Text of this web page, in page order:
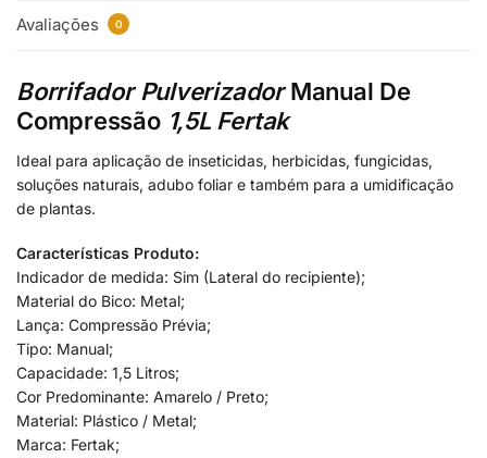
Avaliações 0
Borrifador PulverizadorManual De
Compressão 1,5L Fertak
Ideal para aplicação de inseticidas, herbicidas, fungicidas,
soluções naturais, adubo foliar e também para a umidificação
de plantas.
Características Produto:
Indicador de medida: Sim (Lateral do recipiente);
Material do Bico: Metal;
Lança: Compressão Prévia;
Tipo: Manual;
Capacidade: 1,5 Litros;
Cor Predominante: Amarelo / Preto;
Material: Plástico / Metal;
Marca: Fertak;